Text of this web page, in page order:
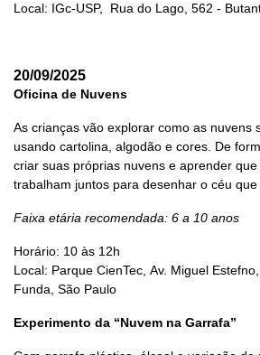
Local: IGc-USP, Rua do Lago, 562 -
20/09/2025
Oficina de Nuvens
As crianças vão explorar como as nuvens
usando cartolina, algodão e cores. De
criar suas próprias nuvens e aprender
trabalham juntos para desenhar o céu que
Faixa etária recomendada: 6 a 10 anos
Horário: 10 às 12h
Local: Parque CienTec, Av. Miguel
Funda, São Paulo
Experimento da “Nuvem na Garrafa”